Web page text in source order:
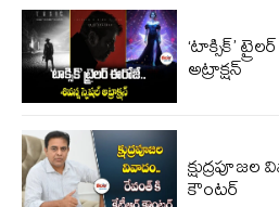
‘టాక్సిక్’
అట్రాక్షన్
కౌంటర్